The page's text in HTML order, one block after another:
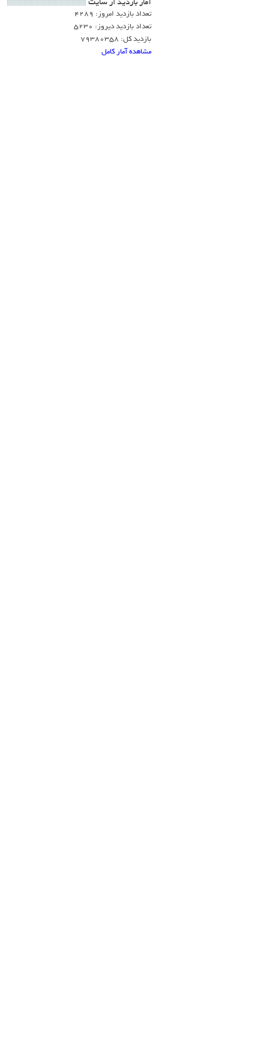
آمار بازديد از سايت
تعداد بازدید امروز: 4289
تعداد بازدید دیروز: 5230
بازدید کل: 79380358
مشاهده آمار کامل